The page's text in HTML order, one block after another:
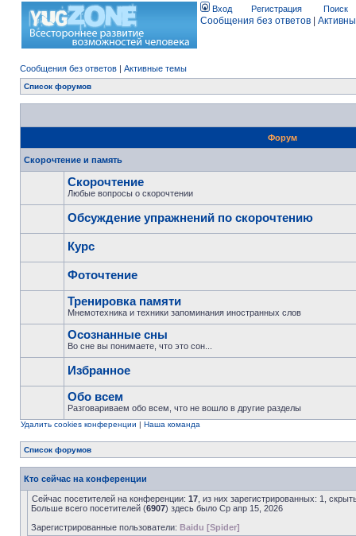
Вход Регистрация Поиск
Сообщения без ответов
Сообщения без ответов | Активные темы
Список форумов
Форум
Скорочтение и память
Скорочтение
Любые вопросы о скорочтении
Обсуждение упражнений по скорочтению
Курс
Фоточтение
Тренировка памяти
Мнемотехника и техники запоминания иностранных слов
Осознанные сны
Во сне вы понимаете, что это сон...
Избранное
Обо всем
Разговариваем обо всем, что не вошло в другие разделы
Удалить cookies конференции | Наша команда
Список форумов
Кто сейчас на конференции
Сейчас посетителей на конференции: 17 , из них зарегистрированных: 1,
Больше всего посетителей (6907) здесь было Ср апр 15, 2026
Зарегистрированные пользователи: Baidu [Spider]